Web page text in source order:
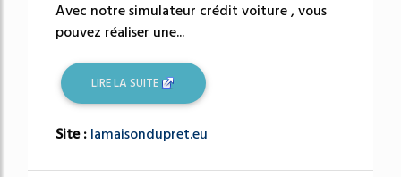
Avec notre simulateur crédit voiture , vous
pouvez réaliser une...
LIRE LA SUITE
Site : lamaisondupret.eu